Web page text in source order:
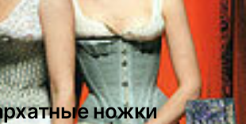
ножки